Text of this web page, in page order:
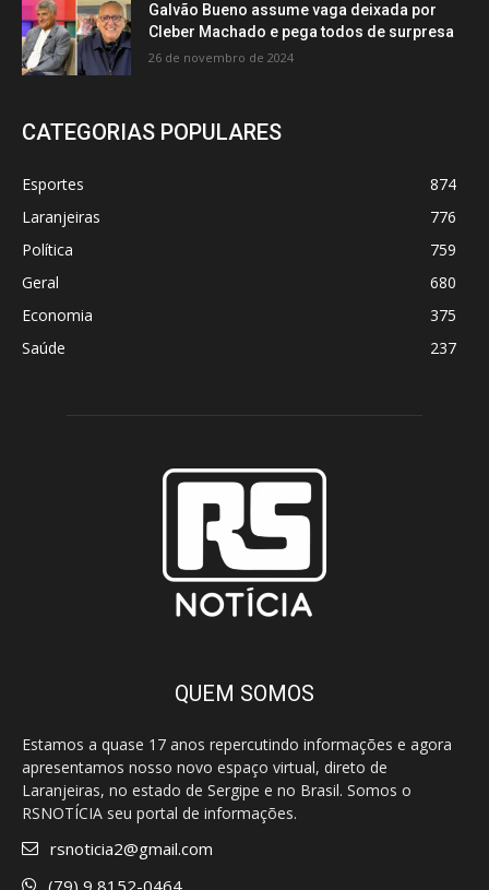
Galvão Bueno assume vaga deixada por
Cleber Machado e pega todos de surpresa
26 de novembro de 2024
CATEGORIAS POPULARES
Esportes
874
Laranjeiras
776
Política
759
Geral
680
Economia
375
Saúde
237
QUEM SOMOS
Estamos a quase 17 anos repercutindo informações e agora
apresentamos nosso novo espaço virtual, direto de
Laranjeiras, no estado de Sergipe e no Brasil. Somos o
RSNOTÍCIA seu portal de informações.
rsnoticia2@gmail.com
(79) 9 8152-0464